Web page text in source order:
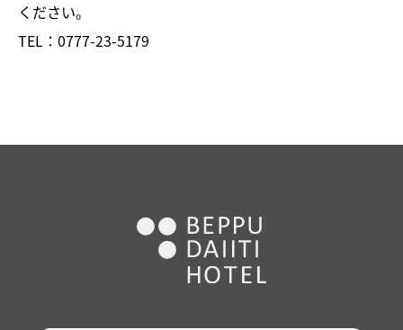
ください。
TEL： 0777-23-5179